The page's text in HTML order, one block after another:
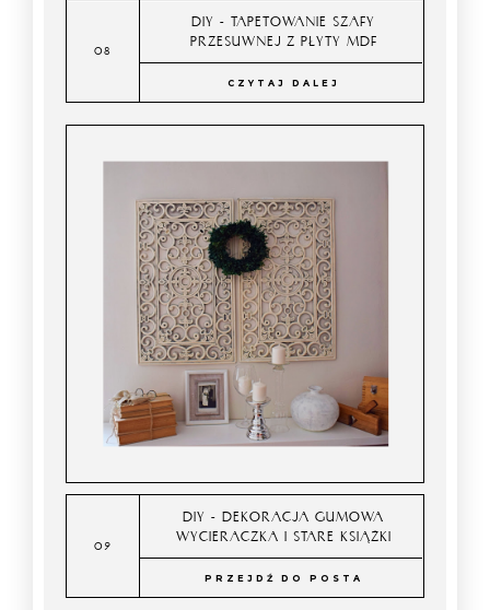
DIY - TAPETOWANIE SZAFY
PRZESUWNEJ Z PŁYTY MDF
CZYTAJ DALEJ
DIY - DEKORACJA GUMOWA
WYCIERACZKA I STARE KSIĄŻKI
PRZEJDŹ DO POSTA